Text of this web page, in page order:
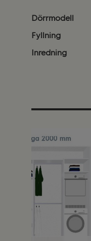
Dörrmodell
Fyllning
Inredning